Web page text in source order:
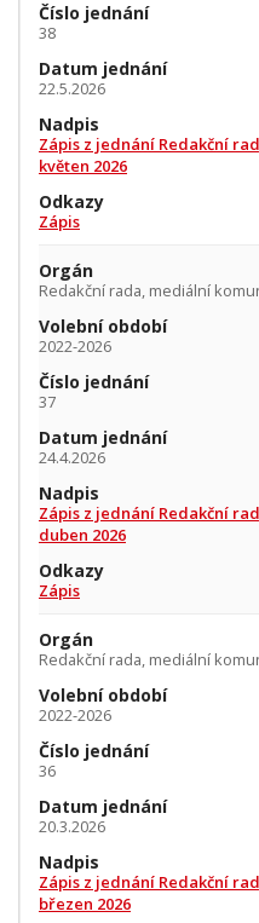
Číslo jednání
38
Datum jednání
22.5.2026
Nadpis
Zápis z jednání Redakční
květen 2026
Odkazy
Zápis
Orgán
Redakční rada, mediální
Volební období
2022-2026
Číslo jednání
37
Datum jednání
24.4.2026
Nadpis
Zápis z jednání Redakční
duben 2026
Odkazy
Zápis
Orgán
Redakční rada, mediální
Volební období
2022-2026
Číslo jednání
36
Datum jednání
20.3.2026
Nadpis
Zápis z jednání Redakční
březen 2026